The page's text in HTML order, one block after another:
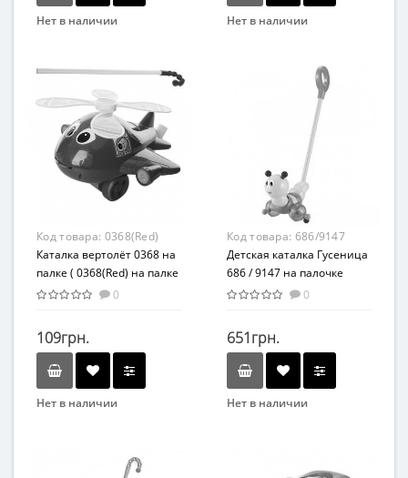
Нет в наличии
Развлекательные
Возраст
от 3 лет
Материал
Нет в наличии
Развлекательные
Материал
Пластик
Код товара: 0368(Red)
Каталка вертолёт 0368 на
палке ( 0368(Red) на палке
41см,
0
109грн.
Нет в наличии
Код товара: 686/9147
Детская каталка Гусеница
686 / 9147 на палочке
0
651грн.
Нет в наличии